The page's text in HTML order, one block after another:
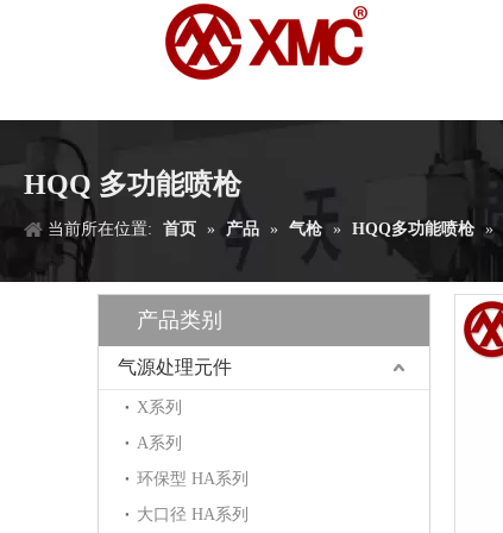
HQQ 多功能喷枪
当前所在位置: 首页 » 产品 » 气枪 » HQQ多功能喷枪 »
产品类别
气源处理元件
X系列
A系列
环保型 HA系列
大口径 HA系列